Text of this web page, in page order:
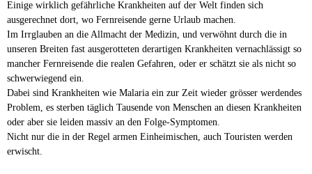
Einige wirklich gefährliche Krankheiten auf der Welt finden sich
ausgerechnet dort, wo Fernreisende gerne Urlaub machen.
Im Irrglauben an die Allmacht der Medizin, und verwöhnt durch die in
unseren Breiten fast ausgerotteten derartigen Krankheiten vernachlässigt so
mancher Fernreisende die realen Gefahren, oder er schätzt sie als nicht so
schwerwiegend ein.
Dabei sind Krankheiten wie Malaria ein zur Zeit wieder grösser werdendes
Problem, es sterben täglich Tausende von Menschen an diesen Krankheiten
oder aber sie leiden massiv an den Folge-Symptomen.
Nicht nur die in der Regel armen Einheimischen, auch Touristen werden
erwischt.